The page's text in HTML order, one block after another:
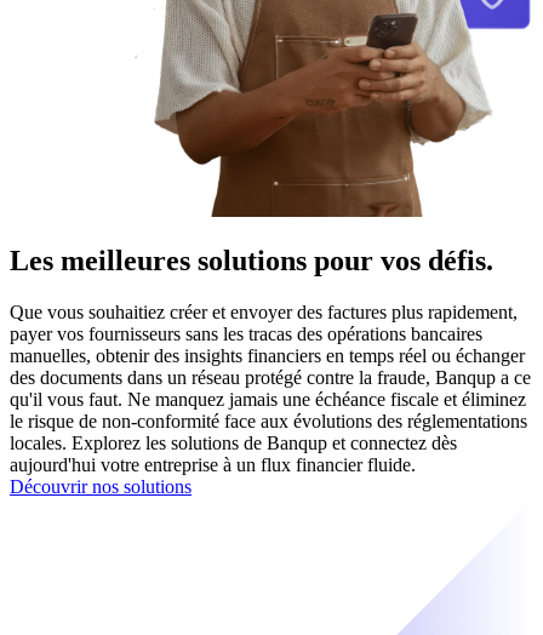
Les meilleures solutions pour vos défis.
Que vous souhaitiez créer et envoyer des factures plus rapidement,
payer vos fournisseurs sans les tracas des opérations bancaires
manuelles, obtenir des insights financiers en temps réel ou échanger
des documents dans un réseau protégé contre la fraude, Banqup a ce
qu'il vous faut. Ne manquez jamais une échéance fiscale et éliminez
le risque de non-conformité face aux évolutions des réglementations
locales. Explorez les solutions de Banqup et connectez dès
aujourd'hui votre entreprise à un flux financier fluide.
Découvrir nos solutions